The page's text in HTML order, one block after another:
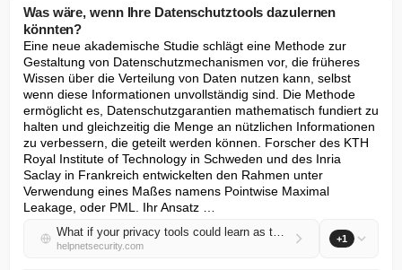
Was wäre, wenn Ihre Datenschutztools dazulernen
könnten?
Eine neue akademische Studie schlägt eine Methode zur
Gestaltung von Datenschutzmechanismen vor, die früheres
Wissen über die Verteilung von Daten nutzen kann, selbst
wenn diese Informationen unvollständig sind. Die Methode
ermöglicht es, Datenschutzgarantien mathematisch fundiert zu
halten und gleichzeitig die Menge an nützlichen Informationen
zu verbessern, die geteilt werden können. Forscher des KTH
Royal Institute of Technology in Schweden und des Inria
Saclay in Frankreich entwickelten den Rahmen unter
Verwendung eines Maßes namens Pointwise Maximal
Leakage, oder PML. Ihr Ansatz …
What if your privacy tools could learn as they go?
helpnetsecurity.com
+1